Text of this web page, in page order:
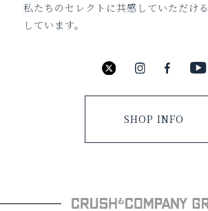
私たちのセレクトに共感していただけ
しています。
SHOP INFO